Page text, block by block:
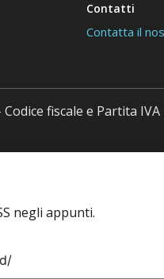
Contatti
Contatta il
fiscale e Partita IVA
negli appunti.